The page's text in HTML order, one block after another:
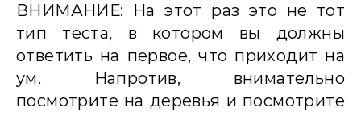
ВНИМАНИЕ: На этот раз это не тот
тип теста, в котором вы должны
ответить на первое, что приходит на
ум. Напротив, внимательно
посмотрите на деревья и посмотрите